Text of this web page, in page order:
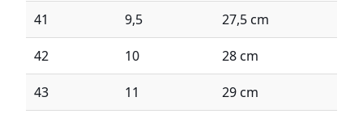
41 9,5 27,5 cm
42 10 28 cm
43 11 29 cm